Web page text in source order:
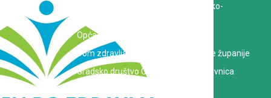
Zavod za javno zdravstvo Koprivničko-
Opća bolnica dr. Tomislav Bardek
Dom zdravlja Koprivničko-križevačke županije
Gradsko društvo Crvenog križa Koprivnica